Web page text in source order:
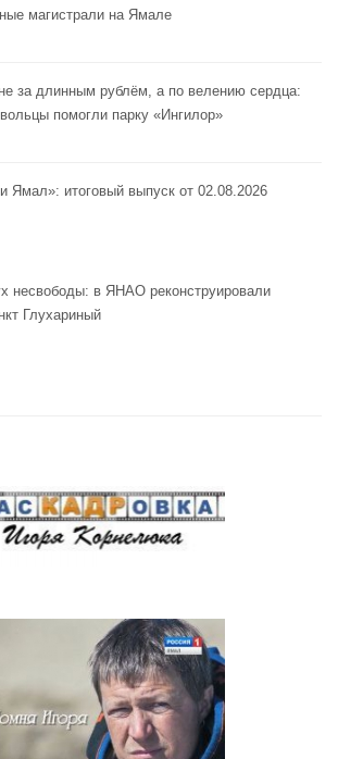
магистрали на Ямале
за длинным рублём, а по велению сердца:
помогли парку «Ингилор»
Ямал»: итоговый выпуск от 02.08.2026
несвободы: в ЯНАО реконструировали
Глухариный